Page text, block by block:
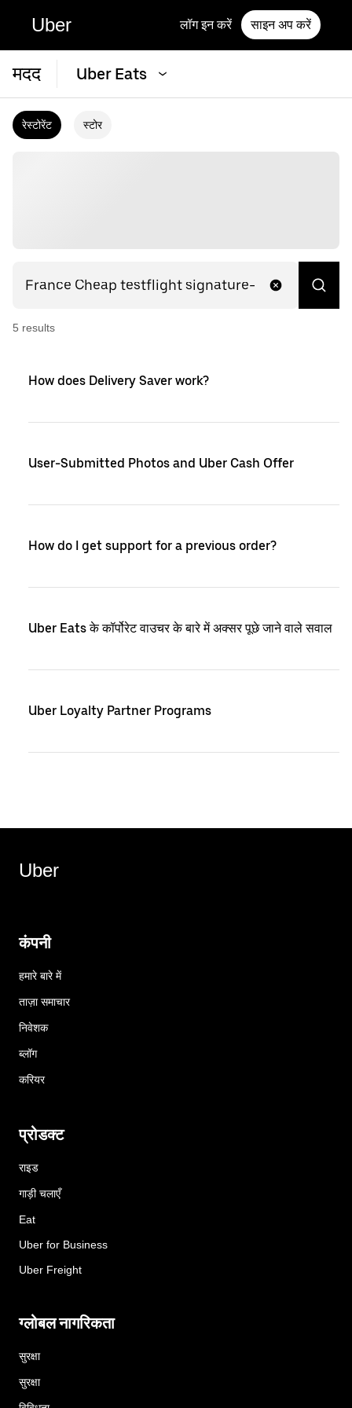
Uber लॉग इन करें साइन अप करें
मदद Uber Eats
रेस्टोरेंट स्टोर
5 results
How does Delivery Saver work?
User-Submitted Photos and Uber Cash Offer
How do I get support for a previous order?
Uber Eats के कॉर्पोरेट वाउचर के बारे में अक्सर पूछे जाने वाले सवाल
Uber Loyalty Partner Programs
Uber
कंपनी
हमारे बारे में
ताज़ा समाचार
निवेशक
ब्लॉग
करियर
प्रोडक्ट
राइड
गाड़ी चलाएँ
Eat
Uber for Business
Uber Freight
ग्लोबल नागरिकता
सुरक्षा
सुरक्षा